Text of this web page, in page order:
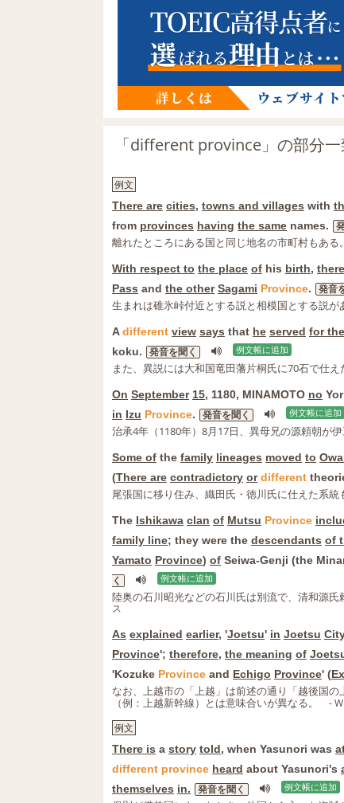
「different province」の部分
例文
There are cities, towns and villages with
from provinces having the same names.
離れたところにある国と同じ地名の市町村もある。
With respect to the place of his birth,
Pass and the other Sagami Province. 発音
生まれは碓氷峠付近とする説と相模国とする説が
Adifferent view says that he served for the
koku.
発音を聞く 例文帳に追加
また、異説には大和国竜田藩片桐氏に70石で仕え
On September 15, 1180, MINAMOTO no
in Izu Province. 発音を聞く 例文帳に追加
治承4年（1180年）8月17日、異母兄の源頼朝が伊
Some of the family lineages moved to
(There are contradictory or different
尾張国に移り住み、織田氏・徳川氏に仕えた系統
The Ishikawa clan of Mutsu Province
family line; they were the descendants of
Yamato Province) of Seiwa-Genji (the
く
例文帳に追加
陸奥の石川昭光などの石川氏は別流で、清和源氏
ス
As explained earlier, 'Joetsu' in Joetsu
Province'; therefore, the meaning of
'Kozuke Province and Echigo Province' (
なお、上越市の「上越」は前述の通り「越後国
（例：上越新幹線）とは意味合いが異なる。
-
例文
There is a story told, when Yasunori was
different province heard about Yasunori's
themselves in. 発音を聞く 例文帳に追加